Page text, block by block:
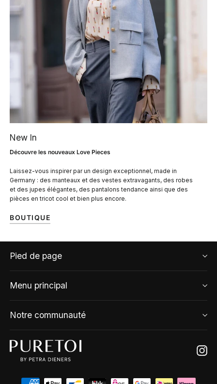
New In
Découvre les nouveaux Love Pieces
Laissez-vous inspirer par un design exceptionnel, made in
Germany : des manteaux et des vestes extravagants, des robes
et des jupes élégantes, des pantalons tendance ainsi que des
pièces en tricot cool et bien plus encore.
BOUTIQUE
Pied de page
Menu principal
Notre communauté